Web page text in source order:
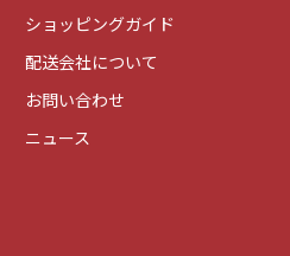
ショッピングガイド
配送会社について
お問い合わせ
ニュース